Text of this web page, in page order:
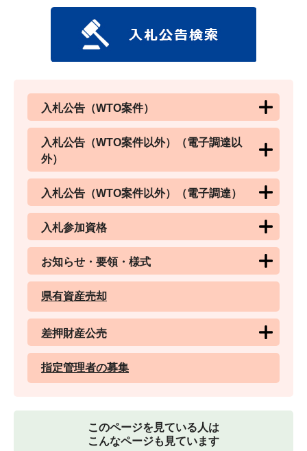
入札公告（WTO案件）
入札公告（WTO案件以外）（電子調達以
外）
入札公告（WTO案件以外）（電子調達）
入札参加資格
お知らせ・要領・様式
県有資産売却
差押財産公売
指定管理者の募集
このページを見ている人は
こんなページも見ています